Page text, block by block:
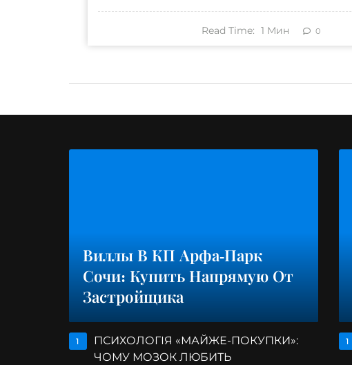
Read Time: 1 Мин 0
Виллы В КП Арфа-Парк
Сочи: Купить Напрямую От
Застройщика
1
ПСИХОЛОГІЯ «МАЙЖЕ-ПОКУПКИ»:
ЧОМУ МОЗОК ЛЮБИТЬ
1